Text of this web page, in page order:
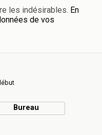
les indésirables. En
de vos
Bureau